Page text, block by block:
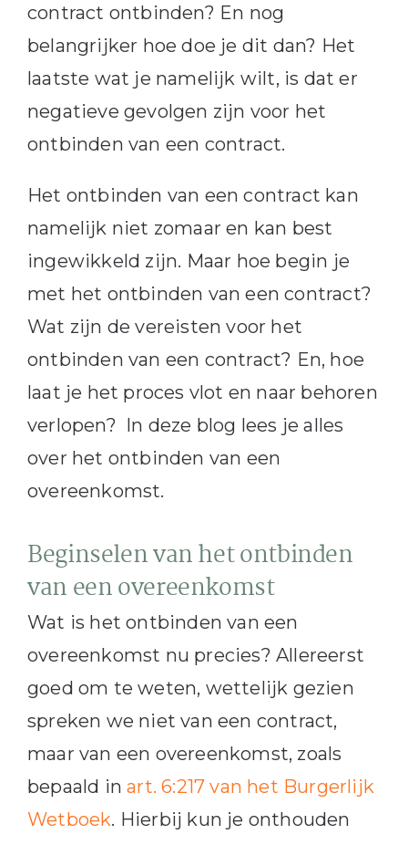
contract ontbinden? En nog
belangrijker hoe doe je dit dan? Het
laatste wat je namelijk wilt, is dat er
negatieve gevolgen zijn voor het
ontbinden van een contract.
Het ontbinden van een contract kan
namelijk niet zomaar en kan best
ingewikkeld zijn. Maar hoe begin je
met het ontbinden van een contract?
Wat zijn de vereisten voor het
ontbinden van een contract? En, hoe
laat je het proces vlot en naar behoren
verlopen? In deze blog lees je alles
over het ontbinden van een
overeenkomst.
Beginselen van het ontbinden
van een overeenkomst
Wat is het ontbinden van een
overeenkomst nu precies? Allereerst
goed om te weten, wettelijk gezien
spreken we niet van een contract,
maar van een overeenkomst, zoals
bepaald inart. 6:217 van het Burgerlijk
Wetboek. Hierbij kun je onthouden